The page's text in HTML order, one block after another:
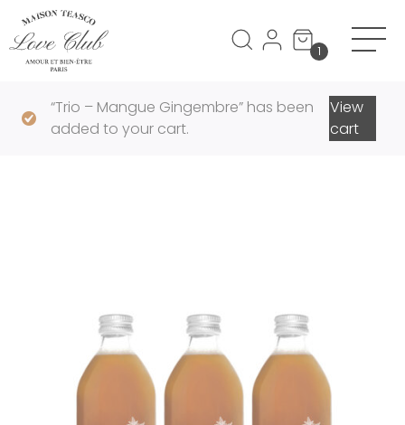
1
View
cart
“Trio – Mangue Gingembre” has been
added to your cart.
Panneau de gestion des cookies